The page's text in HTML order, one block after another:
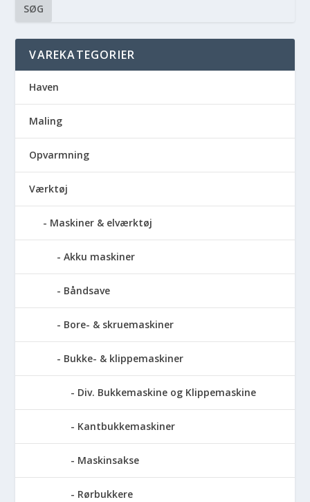
SØG
VAREKATEGORIER
Haven
Maling
Opvarmning
Værktøj
Maskiner & elværktøj
Akku maskiner
Båndsave
Bore- & skruemaskiner
Bukke- & klippemaskiner
Div. Bukkemaskine og Klippemaskine
Kantbukkemaskiner
Maskinsakse
Rørbukkere